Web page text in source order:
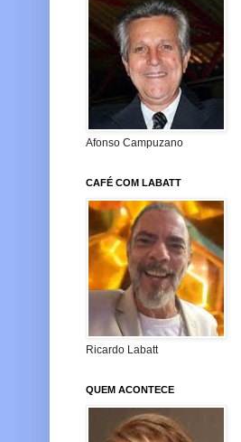
Afonso Campuzano
CAFÉ COM LABATT
Ricardo Labatt
QUEM ACONTECE